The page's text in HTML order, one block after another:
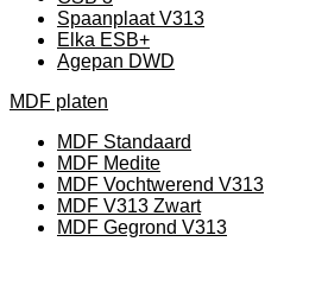
Spaanplaat V313
Elka ESB+
Agepan DWD
MDF platen
MDF Standaard
MDF Medite
MDF Vochtwerend V313
MDF V313 Zwart
MDF Gegrond V313